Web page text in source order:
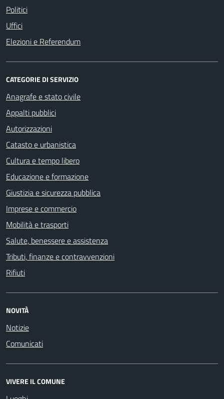
Politici
Uffici
Elezioni e Referendum
CATEGORIE DI SERVIZIO
Anagrafe e stato civile
Appalti pubblici
Autorizzazioni
Catasto e urbanistica
Cultura e tempo libero
Educazione e formazione
Giustizia e sicurezza pubblica
Imprese e commercio
Mobilità e trasporti
Salute, benessere e assistenza
Tributi, finanze e contravvenzioni
Rifiuti
NOVITÀ
Notizie
Comunicati
VIVERE IL COMUNE